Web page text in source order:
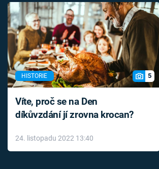
HISTORIE 5
Víte, proč se na Den
díkůvzdání jí zrovna krocan?
24. listopadu 2022 13:40